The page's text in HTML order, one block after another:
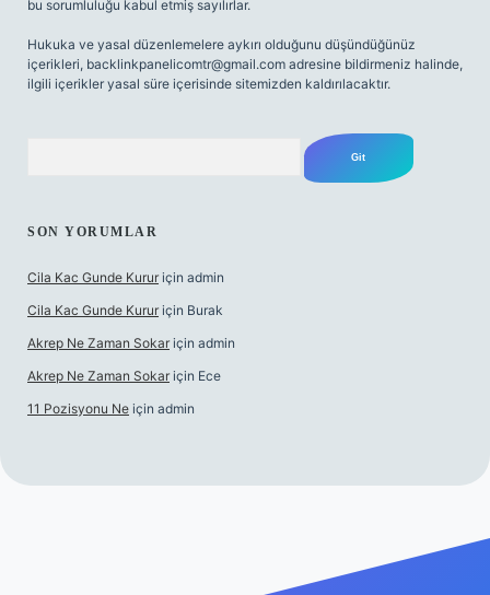
bu sorumluluğu kabul etmiş sayılırlar.
Hukuka ve yasal düzenlemelere aykırı olduğunu düşündüğünüz
içerikleri, backlinkpanelicomtr@gmail.com adresine bildirmeniz halinde,
ilgili içerikler yasal süre içerisinde sitemizden kaldırılacaktır.
SON YORUMLAR
Cila Kac Gunde Kurur için admin
Cila Kac Gunde Kurur için Burak
Akrep Ne Zaman Sokar için admin
Akrep Ne Zaman Sokar için Ece
11 Pozisyonu Ne için admin